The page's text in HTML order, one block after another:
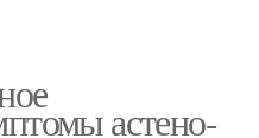
астено-